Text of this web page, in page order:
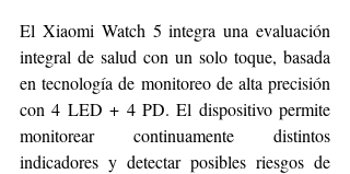
El Xiaomi Watch 5 integra una evaluación
integral de salud con un solo toque, basada
en tecnología de monitoreo de alta precisión
con 4 LED + 4 PD. El dispositivo permite
monitorear continuamente distintos
indicadores y detectar posibles riesgos de